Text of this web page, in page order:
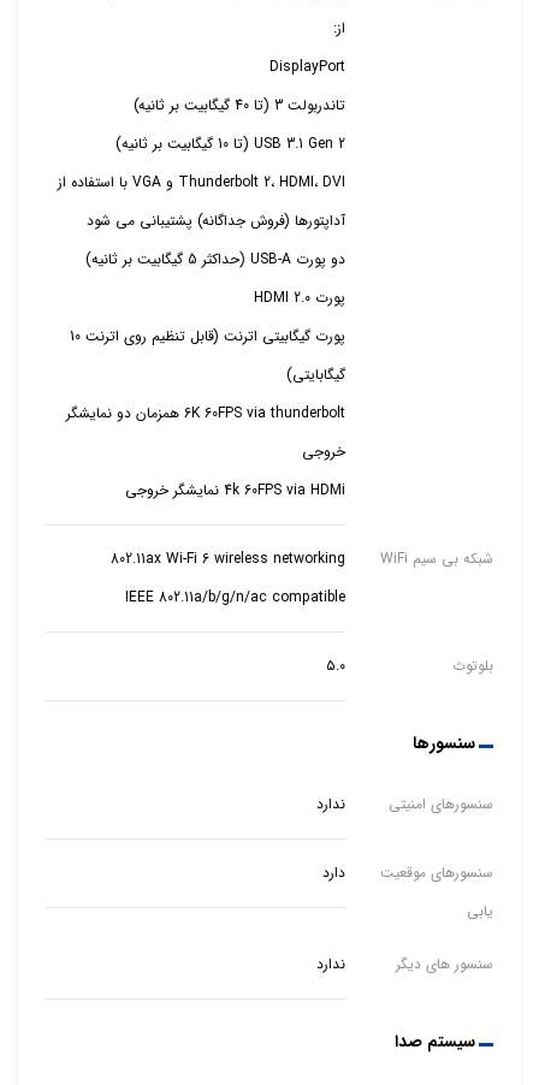
DisplayPort
تاندربولت 3 (تا 40 گیگابیت بر ثانیه)
USB 3.1 Gen 2 (تا 10 گیگابیت بر ثانیه)
Thunderbolt 2، HDMI، DVI و VGA با استفاده از
آداپتورها (فروش جداگانه) پشتیبانی می شود
دو پورت USB-A (حداکثر 5 گیگابیت بر ثانیه)
پورت HDMI 2.0
پورت گیگابیتی اترنت (قابل تنظیم روی اترنت 10
گیگابایتی)
6K 60FPS via thunderbolt همزمان دو نمایشگر
4k 60FPS via HDMi نمایشگر خروجی
شبکه بی سیم WiFi
802.11ax Wi-Fi 6 wireless networking
IEEE 802.11a/b/g/n/ac compatible
بلوتوث ۵.۰
سنسورها
سنسورهای امنیتی ندارد
سنسورهای موقعیت
یابی
دارد
سنسور های دیگر ندارد
سیستم صدا